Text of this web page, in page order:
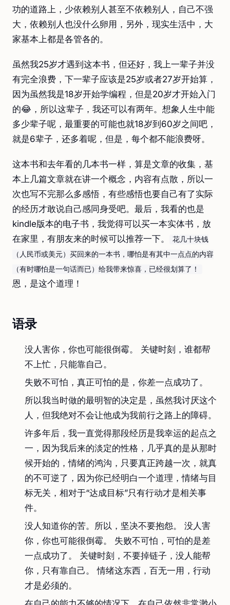
功的道路上，少依赖别人甚至不依赖别人，自己不强
大，依赖别人也没什么卵用，另外，现实生活中，大
家基本上都是各管各的。
虽然我25岁才遇到这本书，但还好，我上一辈子并没
有完全浪费，下一辈子应该是25岁或者27岁开始算，
因为虽然我是18岁开始学编程，但是20岁才开始入门
的😂，所以这辈子，我还可以有两年。想象人生中能
多少辈子呢，最重要的可能也就18岁到60岁之间吧，
就是6辈子，还多着呢，但是，每个都不能浪费呀。
这本书和去年看的几本书一样，算是文章的收集，基
本上几篇文章就在讲一个概念，内容有点散，所以一
次也写不完那么多感悟，有些感悟也要自己有了实际
的经历才敢说自己感同身受吧。最后，我看的也是
kindle版本的电子书，我觉得可以买一本实体书，放
在家里，有朋友来的时候可以推荐一下。
花几十块钱
（人民币或美元）买回来的一本书，哪怕是有其中一点点的内容
（有时哪怕是一句话而已）给我带来惊喜，已经很划算了！
恩，是这个道理！
语录
没人害你，你也可能很倒霉。 关键时刻，谁都帮
不上忙，只能靠自己。
失败不可怕，真正可怕的是，你差一点成功了。
所以我当时做的最明智的决定是，虽然我讨厌这个
人，但我绝对不会让他成为我前行之路上的障碍。
许多年后，我一直觉得那段经历是我幸运的起点之
一，因为我后来的淡定的性格，几乎真的是从那时
候开始的，情绪的鸿沟，只要真正跨越一次，就真
的不可逆了，因为你已经明白一个道理，情绪与目
标无关，相对于“达成目标”只有行动才是相关事
件。
没人知道你的苦。所以，坚决不要抱怨。 没人害
你，你也可能很倒霉。 失败不可怕，可怕的是差
一点成功了。 关键时刻，不要掉链子，没人能帮
你，只有靠自己。 情绪这东西，百无一用，行动
才是必须的。